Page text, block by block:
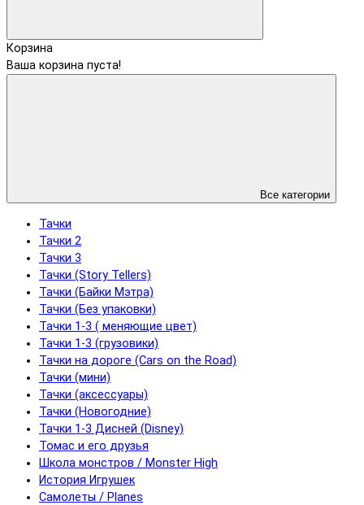
Корзина
Ваша корзина пуста!
Все категории
Тачки
Тачки 2
Тачки 3
Тачки (Story Tellers)
Тачки (Байки Мэтра)
Тачки (Без упаковки)
Тачки 1-3 ( меняющие цвет)
Тачки 1-3 (грузовики)
Тачки на дороге (Cars on the Road)
Тачки (мини)
Тачки (аксессуары)
Тачки (Новогодние)
Тачки 1-3 Дисней (Disney)
Томас и его друзья
Школа монстров / Monster High
История Игрушек
Самолеты / Planes